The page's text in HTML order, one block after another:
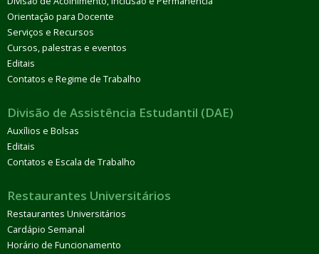
Orientação para Docente
Serviços e Recursos
Cursos, palestras e eventos
Editais
Contatos e Regime de Trabalho
Divisão de Assistência Estudantil (DAE)
Auxílios e Bolsas
Editais
Contatos e Escala de Trabalho
Restaurantes Universitários
Restaurantes Universitários
Cardápio Semanal
Horário de Funcionamento